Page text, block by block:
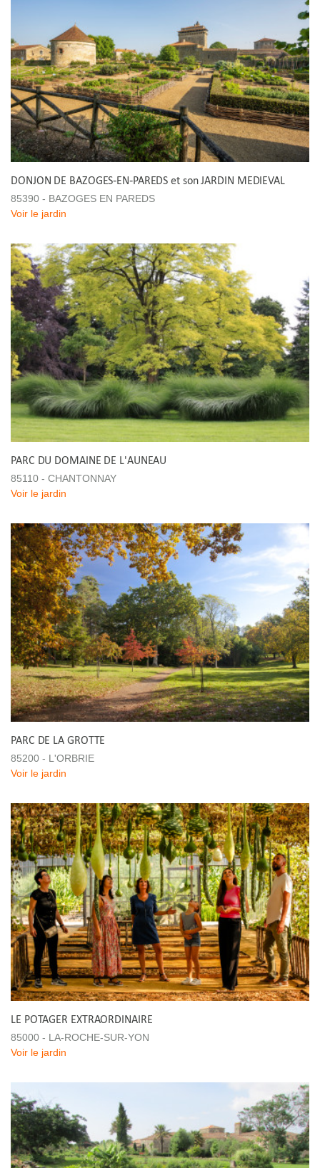
DONJON DE BAZOGES-EN-PAREDS et son JARDIN MEDIEVAL
85390 - BAZOGES EN PAREDS
Voir le jardin
PARC DU DOMAINE DE L'AUNEAU
85110 - CHANTONNAY
Voir le jardin
PARC DE LA GROTTE
85200 - L'ORBRIE
Voir le jardin
LE POTAGER EXTRAORDINAIRE
85000 - LA-ROCHE-SUR-YON
Voir le jardin